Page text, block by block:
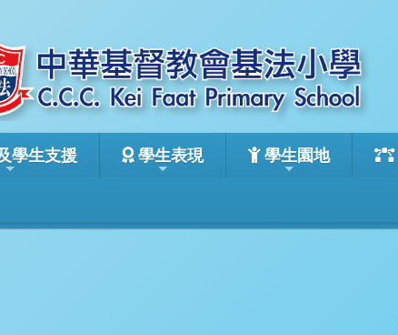
學生支援 學生表現 學生園地